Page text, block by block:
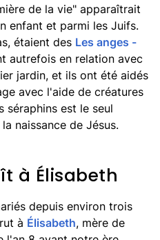
de la vie" apparaîtrait
enfant et parmi les Juifs.
étaient des Les anges -
autrefois en relation avec
jardin, et ils ont été aidés
avec l'aide de créatures
séraphins est le seul
naissance de Jésus.
à Élisabeth
depuis environ trois
à Élisabeth, mère de